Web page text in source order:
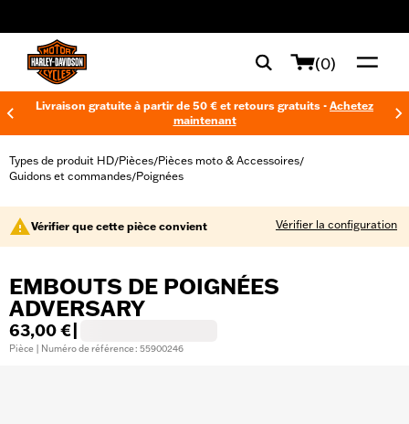
(0)
Livraison gratuite à partir de 50 € et retours gratuits - Achetez
maintenant
Types de produit HD/Pièces/Pièces moto & Accessoires/
Guidons et commandes/Poignées
Vérifier que cette pièce convient Vérifier la configuration
EMBOUTS DE POIGNÉES
ADVERSARY
63,00 €
Pièce | Numéro de référence : 55900246